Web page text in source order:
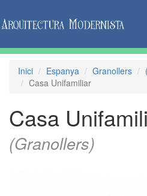
Inici Espanya Granollers
Casa Unifamiliar
Casa
(Granollers)